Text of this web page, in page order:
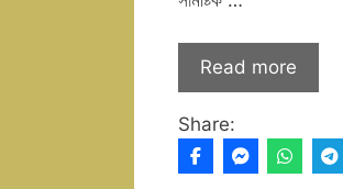
Read more
Share: